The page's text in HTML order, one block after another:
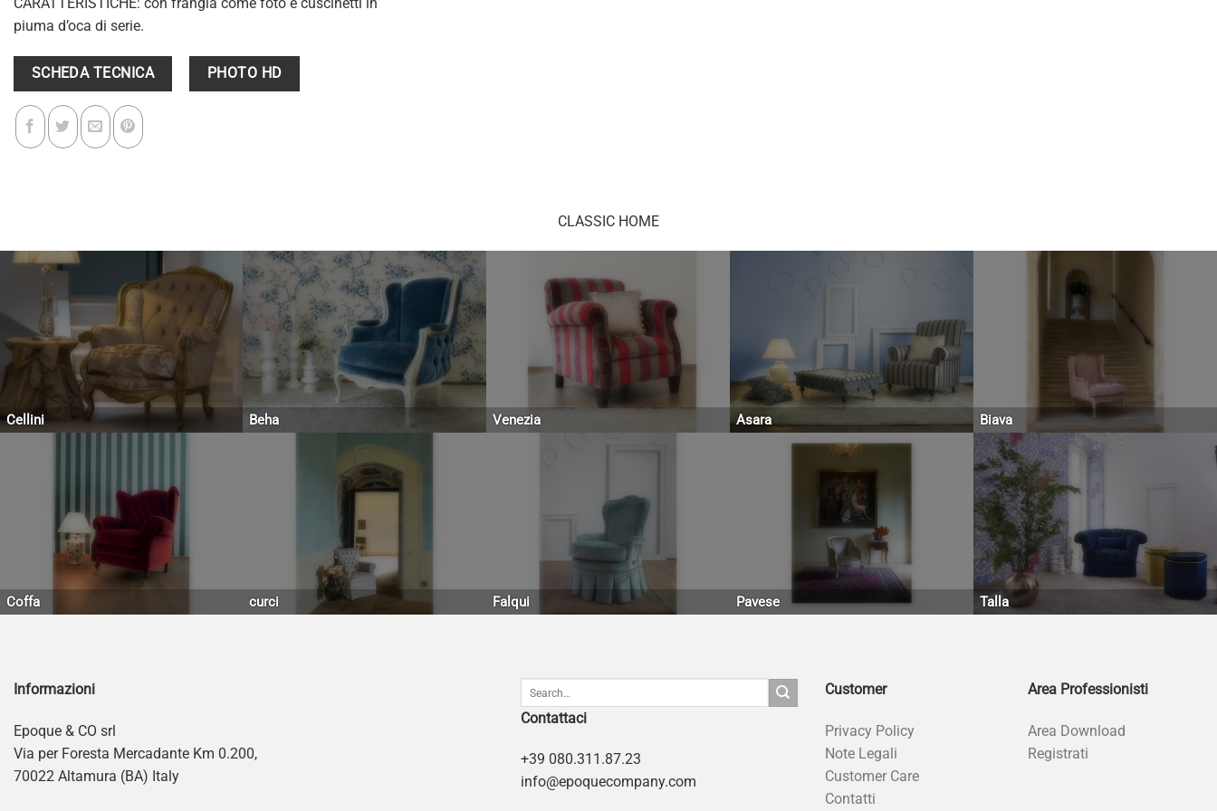
piuma d’oca di serie.
SCHEDA TECNICA PHOTO HD
CLASSIC HOME
Cellini Beha Venezia Asara Biava
Coffa curci Falqui Pavese Talla
Informazioni
Epoque & CO srl
Via per Foresta Mercadante Km 0.200,
70022 Altamura (BA) Italy
Contattaci
+39 080.311.87.23
info@epoquecompany.com
Customer
Privacy Policy
Note Legali
Customer Care
Contatti
Area Professionisti
Area Download
Registrati